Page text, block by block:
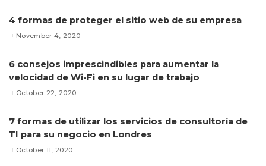
4 formas de proteger el sitio web de su empresa
November 4, 2020
6 consejos imprescindibles para aumentar la
velocidad de Wi-Fi en su lugar de trabajo
October 22, 2020
7 formas de utilizar los servicios de consultoría de
TI para su negocio en Londres
October 11, 2020